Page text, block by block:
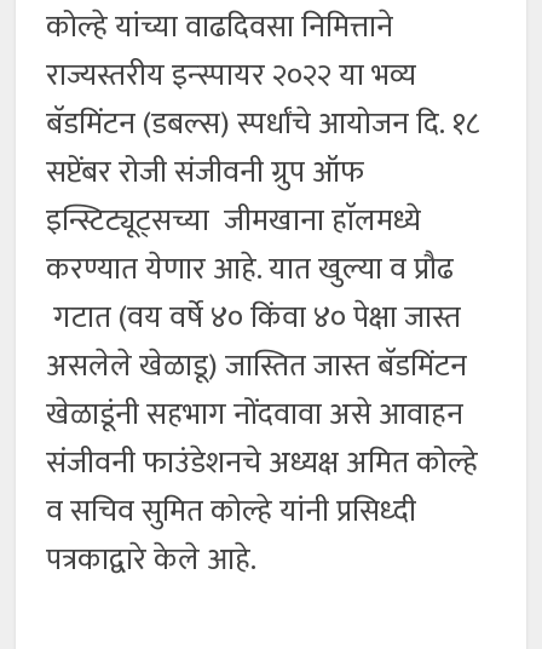
कोल्हे यांच्या वाढदिवसा निमित्ताने
राज्यस्तरीय इन्स्पायर २०२२ या भव्य
बॅडमिंटन (डबल्स) स्पर्धांचे आयोजन दि. १८
सप्टेंबर रोजी संजीवनी ग्रुप ऑफ
इन्स्टिट्यूट्सच्या जीमखाना हाॅलमध्ये
करण्यात येणार आहे. यात खुल्या व प्रौढ
गटात (वय वर्षे ४० किंवा ४० पेक्षा जास्त
असलेले खेळाडू) जास्तित जास्त बॅडमिंटन
खेळाडूंनी सहभाग नोंदवावा असे आवाहन
संजीवनी फाउंडेशनचे अध्यक्ष अमित कोल्हे
व सचिव सुमित कोल्हे यांनी प्रसिध्दी
पत्रकाद्वारे केले आहे.